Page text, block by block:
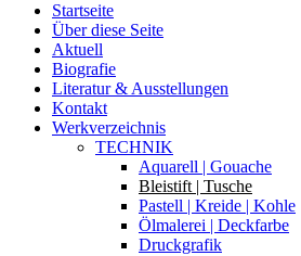
Startseite
Über diese Seite
Aktuell
Biografie
Literatur & Ausstellungen
Kontakt
Werkverzeichnis
TECHNIK
Aquarell | Gouache
Bleistift | Tusche
Pastell | Kreide | Kohle
Ölmalerei | Deckfarbe
Druckgrafik